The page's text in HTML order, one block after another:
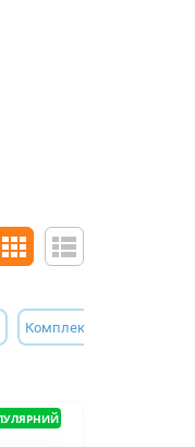
Комплексні фільтри